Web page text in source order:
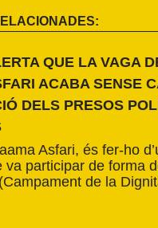
QUE LA VAGA
ACABA SENSE
DELS PRESOS
Asfari, és fer-ho
va participar de forma
de la